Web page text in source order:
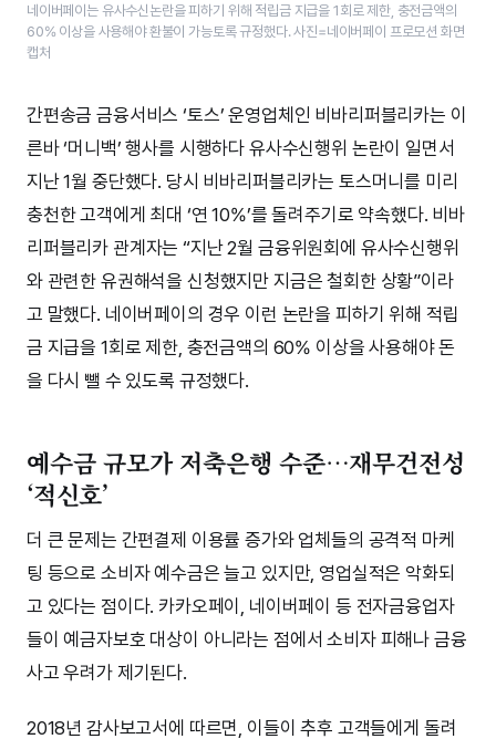
네이버페이는 유사수신논란을 피하기 위해 적립금 지급을 1회로 제한, 충전금액의
60% 이상을 사용해야 환불이 가능토록 규정했다. 사진=네이버페이 프로모션 화면
캡처
간편송금 금융서비스 ‘토스’ 운영업체인 비바리퍼블리카는 이
른바 ‘머니백’ 행사를 시행하다 유사수신행위 논란이 일면서
지난 1월 중단했다. 당시 비바리퍼블리카는 토스머니를 미리
충천한 고객에게 최대 ‘연 10%’를 돌려주기로 약속했다. 비바
리퍼블리카 관계자는 “지난 2월 금융위원회에 유사수신행위
와 관련한 유권해석을 신청했지만 지금은 철회한 상황”이라
고 말했다. 네이버페이의 경우 이런 논란을 피하기 위해 적립
금 지급을 1회로 제한, 충전금액의 60% 이상을 사용해야 돈
을 다시 뺄 수 있도록 규정했다.
예수금 규모가 저축은행 수준…재무건전성
‘적신호’
더 큰 문제는 간편결제 이용률 증가와 업체들의 공격적 마케
팅 등으로 소비자 예수금은 늘고 있지만, 영업실적은 악화되
고 있다는 점이다. 카카오페이, 네이버페이 등 전자금융업자
들이 예금자보호 대상이 아니라는 점에서 소비자 피해나 금융
사고 우려가 제기된다.
2018년 감사보고서에 따르면, 이들이 추후 고객들에게 돌려